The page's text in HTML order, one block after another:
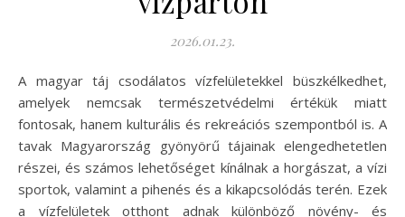
2026.01.23.
A magyar táj csodálatos vízfelületekkel büszkélkedhet,
amelyek nemcsak természetvédelmi értékük miatt
fontosak, hanem kulturális és rekreációs szempontból is. A
tavak Magyarország gyönyörű tájainak elengedhetetlen
részei, és számos lehetőséget kínálnak a horgászat, a vízi
sportok, valamint a pihenés és a kikapcsolódás terén. Ezek
a vízfelületek otthont adnak különböző növény- és